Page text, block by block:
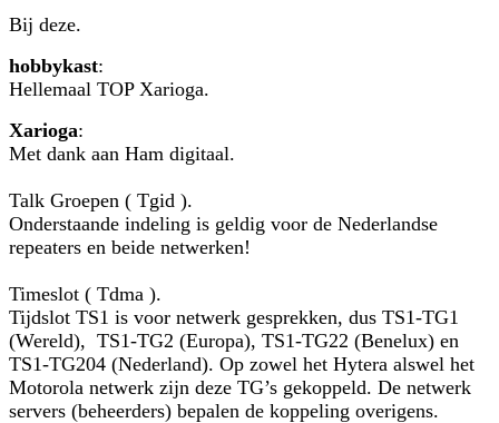
Bij deze.
hobbykast:
Hellemaal TOP Xarioga.
Xarioga:
Met dank aan Ham digitaal.
Talk Groepen ( Tgid ).
Onderstaande indeling is geldig voor de Nederlandse
repeaters en beide netwerken!
Timeslot ( Tdma ).
Tijdslot TS1 is voor netwerk gesprekken, dus TS1-TG1
(Wereld), TS1-TG2 (Europa), TS1-TG22 (Benelux) en
TS1-TG204 (Nederland). Op zowel het Hytera alswel het
Motorola netwerk zijn deze TG’s gekoppeld. De netwerk
servers (beheerders) bepalen de koppeling overigens.